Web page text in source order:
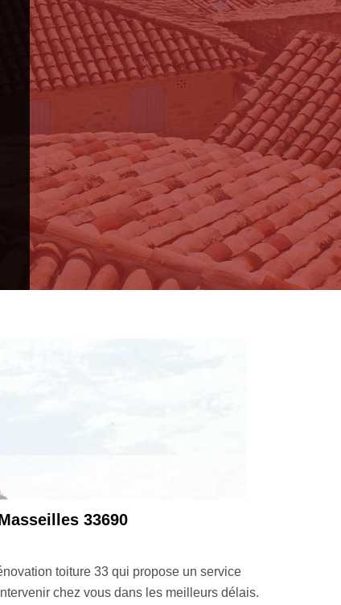
Le couvreur charpentier MM
Rénovation toiture 33 est un couvreur charpentier à
d’être confiée à un professionnel. Un changement